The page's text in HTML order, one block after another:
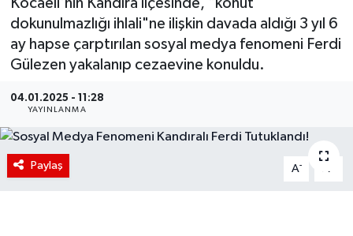
dokunulmazlığı ihlali"ne ilişkin davada aldığı 3 yıl 6
ay hapse çarptırılan sosyal medya fenomeni Ferdi
Gülezen yakalanıp cezaevine konuldu.
04.01.2025 - 11:28
YAYINLANMA
Paylaş A- A